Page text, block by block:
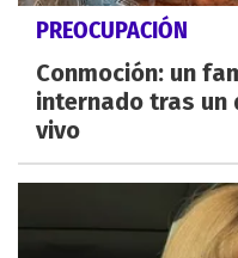
PREOCUPACIÓN
Conmoción: un
internado tras un
vivo